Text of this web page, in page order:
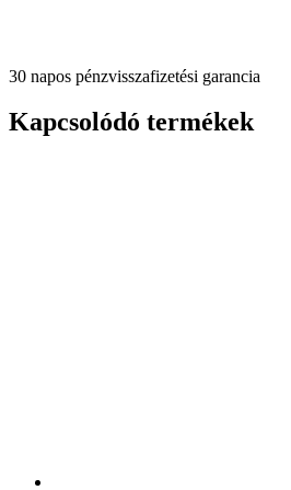
30 napos pénzvisszafizetési garancia
Kapcsolódó termékek